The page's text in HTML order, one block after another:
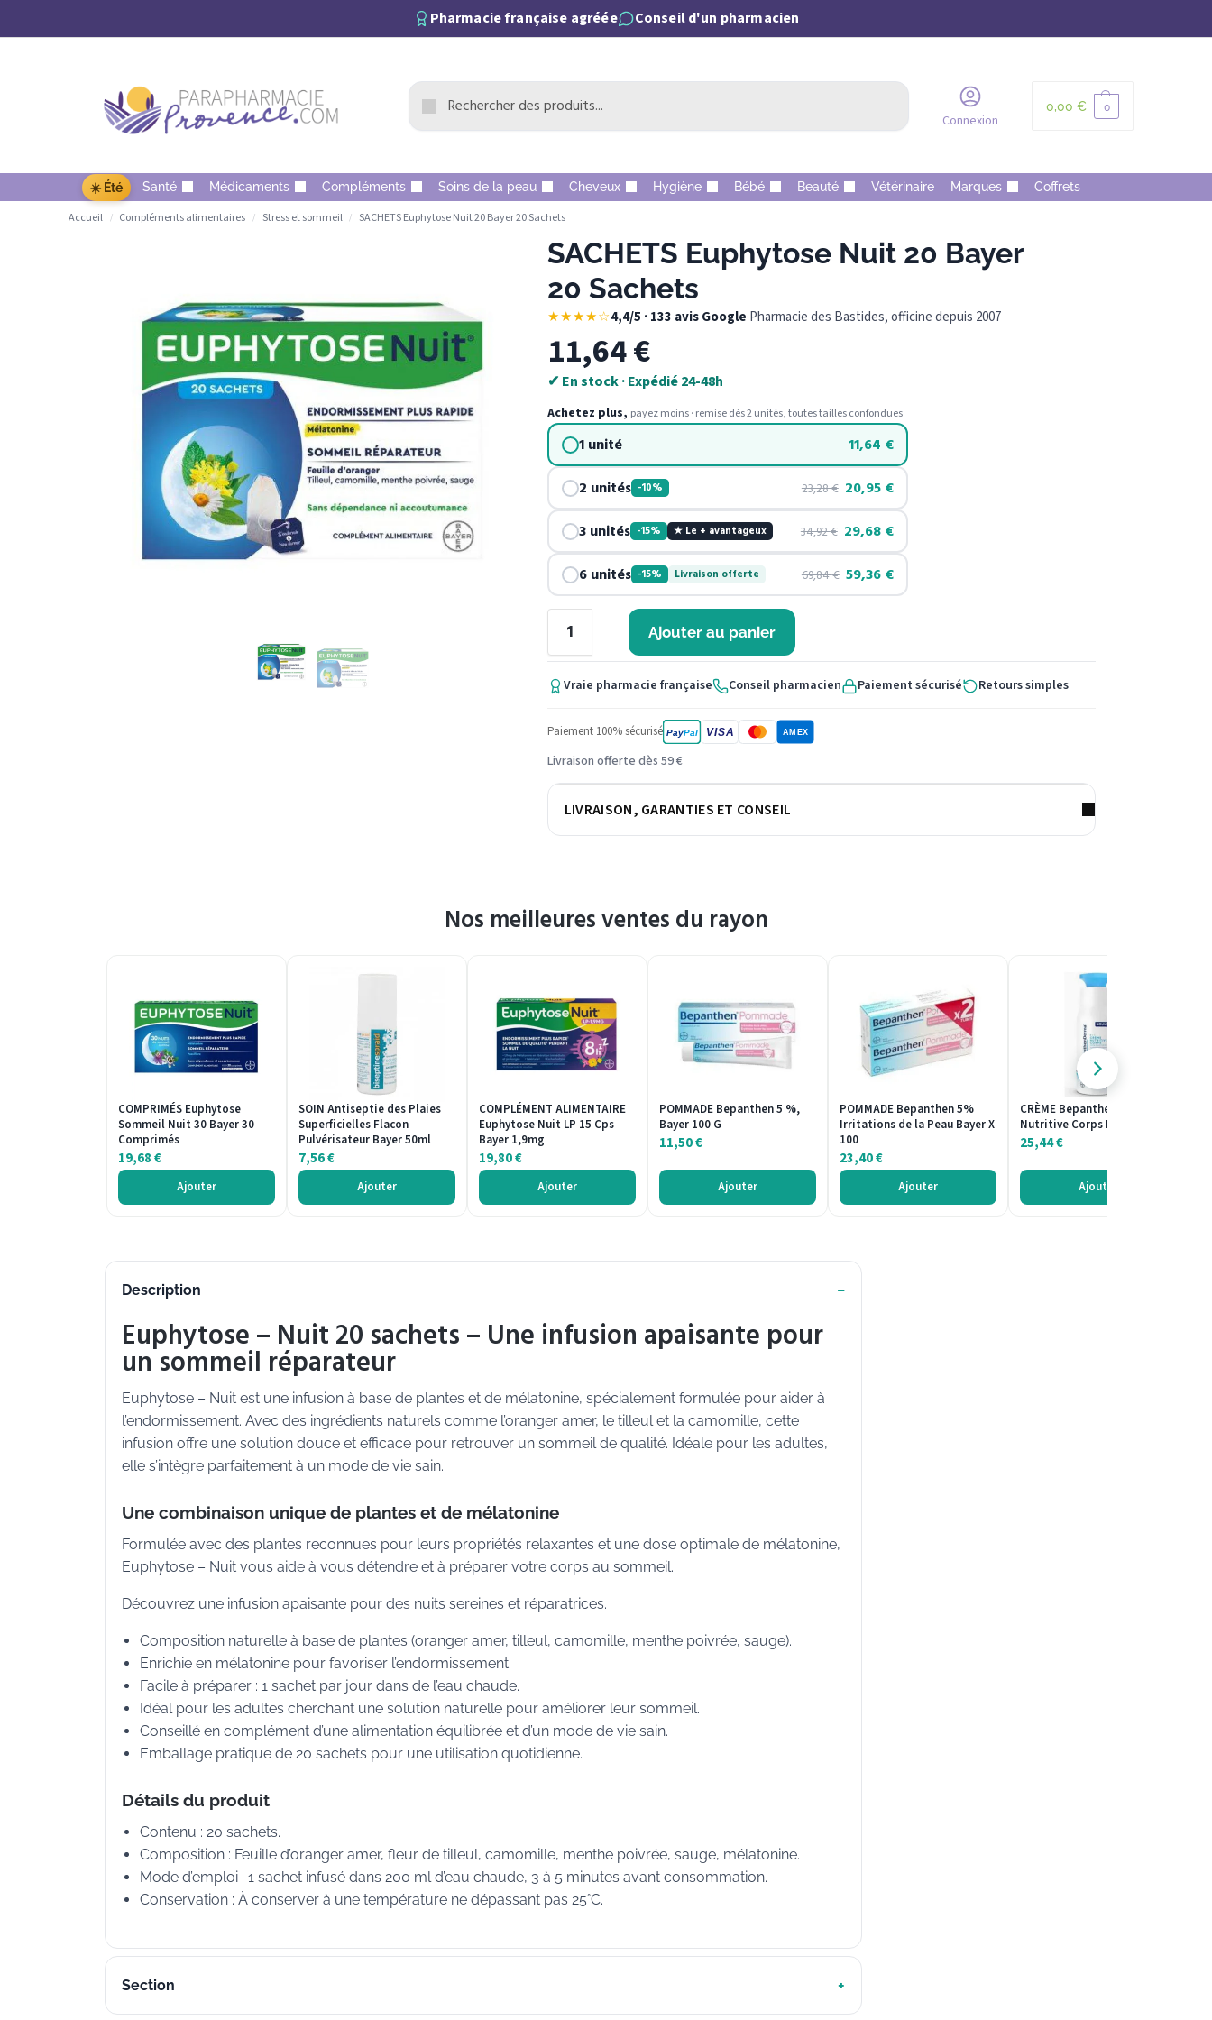
Pharmacie française agréée Conseil d'un pharmacien
Connexion
0,00 € 0
☀️ Été Santé Médicaments Compléments Soins de la peau Cheveux Hygiène Bébé Beauté Vétérinaire Marques Coffrets
Accueil / Compléments alimentaires / Stress et sommeil / SACHETS Euphytose Nuit 20 Bayer 20 Sachets
SACHETS Euphytose Nuit 20 Bayer
20 Sachets
★★★★☆4,4/5 · 133 avis Google·Pharmacie des Bastides, officine depuis 2007
11,64€
✔ En stock · Expédié 24-48h
Achetez plus, payez moins · remise dès 2 unités, toutes tailles confondues
1 unité 11,64 €
2 unités -10% 23,28€ 20,95€
3 unités -15% ★ Le + avantageux 34,92€ 29,68€
6 unités -15% Livraison offerte 69,84€ 59,36€
Ajouter au panier
Vraie pharmacie française Conseil pharmacien Paiement sécurisé Retours simples
Paiement 100% sécurisé PayPal VISA AMEX
Livraison offerte dès 59 €
LIVRAISON, GARANTIES ET CONSEIL
Nos meilleures ventes du rayon
COMPRIMÉS Euphytose
Sommeil Nuit 30 Bayer 30
Comprimés
19,68€
Ajouter
SOIN Antiseptie des Plaies
Superficielles Flacon
Pulvérisateur Bayer 50ml
7,56€
Ajouter
COMPLÉMENT ALIMENTAIRE
Euphytose Nuit LP 15 Cps
Bayer 1,9mg
19,80€
Ajouter
POMMADE Bepanthen 5 %,
Bayer 100 G
11,50€
Ajouter
POMMADE Bepanthen 5%
Irritations de la Peau Bayer X
100
23,40€
Ajouter
CRÈME Bepanthen Derma
Nutritive Corps Bayer 400 Ml
25,44€
Ajouter
Description
Euphytose – Nuit 20 sachets – Une infusion apaisante pour
un sommeil réparateur
Euphytose – Nuit est une infusion à base de plantes et de mélatonine, spécialement formulée pour aider à
l’endormissement. Avec des ingrédients naturels comme l’oranger amer, le tilleul et la camomille, cette
infusion offre une solution douce et efficace pour retrouver un sommeil de qualité. Idéale pour les adultes,
elle s’intègre parfaitement à un mode de vie sain.
Une combinaison unique de plantes et de mélatonine
Formulée avec des plantes reconnues pour leurs propriétés relaxantes et une dose optimale de mélatonine,
Euphytose – Nuit vous aide à vous détendre et à préparer votre corps au sommeil.
Découvrez une infusion apaisante pour des nuits sereines et réparatrices.
Composition naturelle à base de plantes (oranger amer, tilleul, camomille, menthe poivrée, sauge).
Enrichie en mélatonine pour favoriser l’endormissement.
Facile à préparer : 1 sachet par jour dans de l’eau chaude.
Idéal pour les adultes cherchant une solution naturelle pour améliorer leur sommeil.
Conseillé en complément d’une alimentation équilibrée et d’un mode de vie sain.
Emballage pratique de 20 sachets pour une utilisation quotidienne.
Détails du produit
Contenu : 20 sachets.
Composition : Feuille d’oranger amer, fleur de tilleul, camomille, menthe poivrée, sauge, mélatonine.
Mode d’emploi : 1 sachet infusé dans 200 ml d’eau chaude, 3 à 5 minutes avant consommation.
Conservation : À conserver à une température ne dépassant pas 25°C.
Section